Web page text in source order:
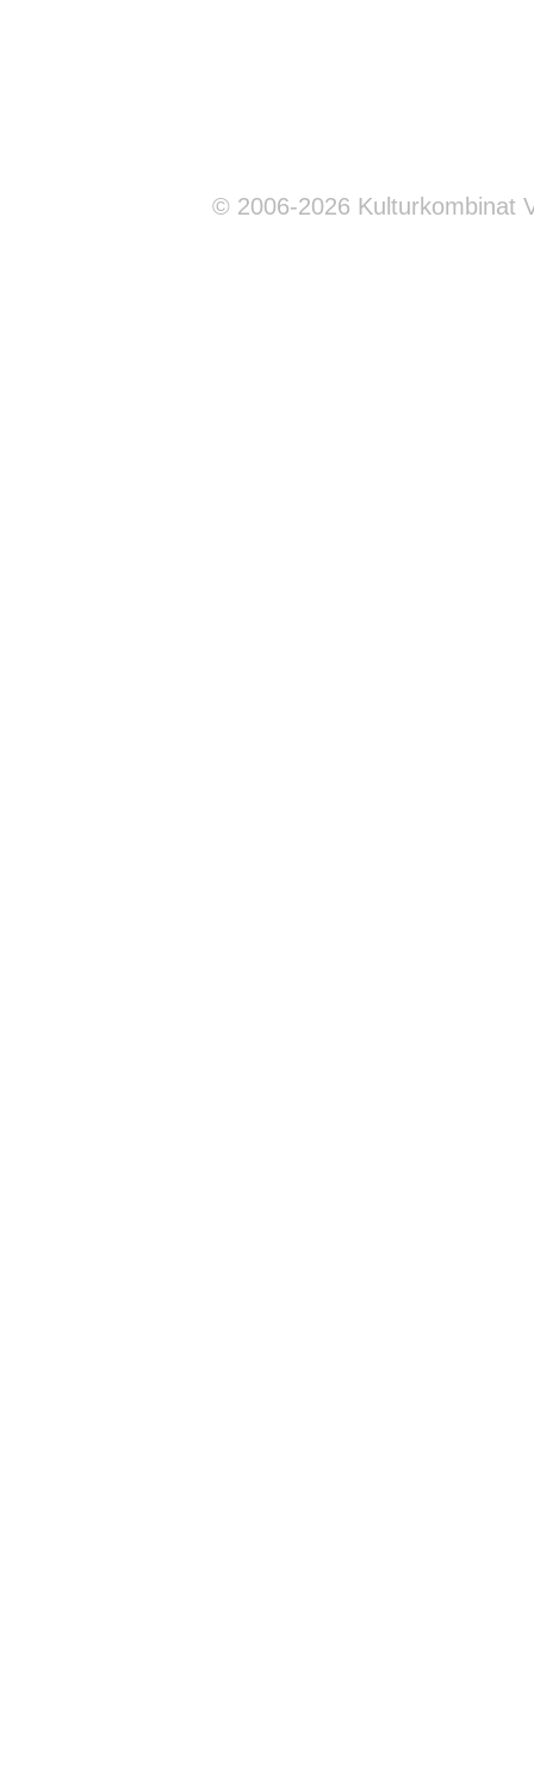
© 2006-2026